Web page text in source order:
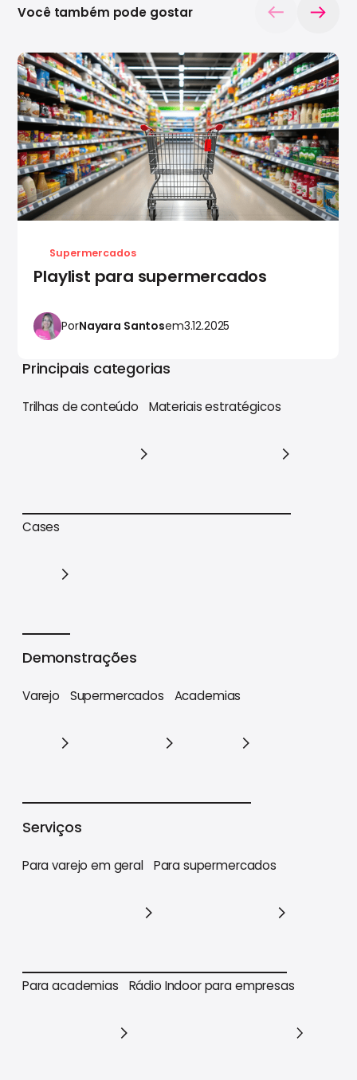
Supermercados
Playlist para supermercados
PorNayara Santosem3.12.2025
Você também pode gostar
Principais categorias
Trilhas de conteúdo
Trilhas de conteúdo
Materiais estratégicos
Cases
Demonstrações
Varejo Supermercados Academias
Serviços
Para varejo em geral
Para varejo em geral
Para supermercados
Para supermercados
Para academias Rádio Indoor para empresas